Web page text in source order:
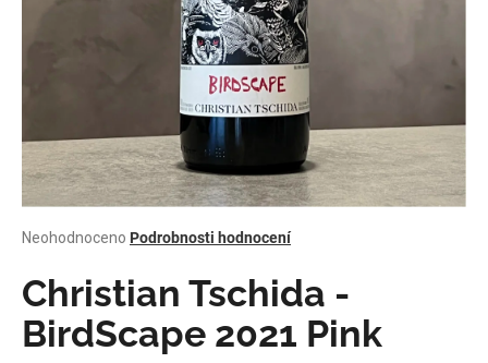
Průměrné
produktu
je
0,0
Neohodnoceno Podrobnosti hodnocení
Christian Tschida -
BirdScape 2021 Pink
?
D